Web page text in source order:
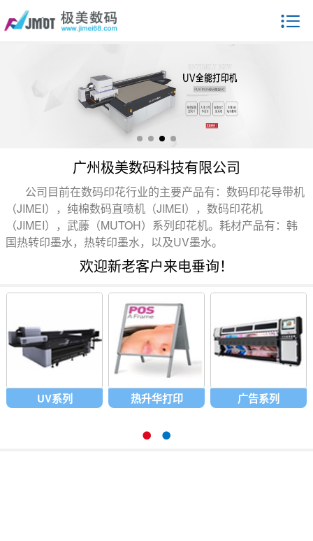
广州极美数码科技有限公司
公司目前在数码印花行业的主要产品有：数码印花导带机
（JIMEI），纯棉数码直喷机（JIMEI），数码印花机
（JIMEI），武藤（MUTOH）系列印花机。耗材产品有：韩
国热转印墨水，热转印墨水，以及UV墨水。
欢迎新老客户来电垂询！
UV系列 热升华打印 广告系列